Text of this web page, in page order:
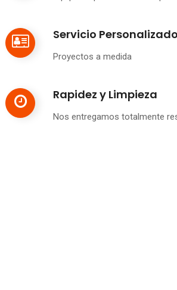
Servicio Personalizado
Proyectos a medida
Rapidez y Limpieza
Nos entregamos totalmente